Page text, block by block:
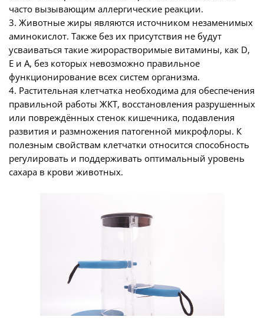
часто вызывающим аллергические реакции.
3. Животные жиры являются источником незаменимых
аминокислот. Также без их присутствия не будут
усваиваться такие жирорастворимые витамины, как D,
E и A, без которых невозможно правильное
функционирование всех систем организма.
4. Растительная клетчатка необходима для обеспечения
правильной работы ЖКТ, восстановления разрушенных
или повреждённых стенок кишечника, подавления
развития и размножения патогенной микрофлоры. К
полезным свойствам клетчатки относится способность
регулировать и поддерживать оптимальный уровень
сахара в крови животных.